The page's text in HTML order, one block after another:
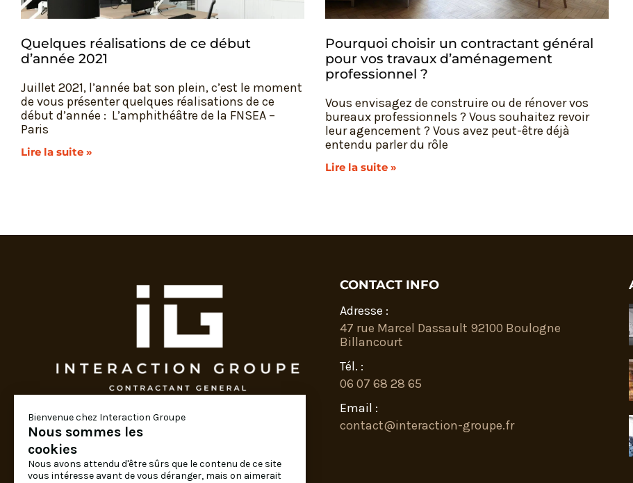
Bienvenue chez Interaction Groupe
Nous sommes les
cookies
Nous avons attendu d'être sûrs que le contenu de ce site
vous intéresse avant de vous déranger, mais on aimerait
Quelques réalisations de ce début
d’année 2021
Juillet 2021, l’année bat son plein, c’est le moment
de vous présenter quelques réalisations de ce
début d’année : L’amphithéâtre de la FNSEA –
Paris
Lire la suite »
Pourquoi choisir un contractant général
pour vos travaux d’aménagement
professionnel ?
Vous envisagez de construire ou de rénover vos
bureaux professionnels ? Vous souhaitez revoir
leur agencement ? Vous avez peut-être déjà
entendu parler du rôle
Lire la suite »
Travaux et aménagement de bureau clés en
main.
DEMANDEZ-NOUS UN DEVIS !
CONTACT INFO
Adresse :
47 rue Marcel Dassault 92100 Boulogne
Billancourt
Tél. :
06 07 68 28 65
Email :
contact@interaction-groupe.fr